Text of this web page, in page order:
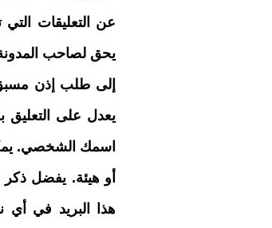
عن التعليقات
يحق لصاحب
إلى طلب إذن
يعدل على التعليق
اسمك الشخصي.
أو هيئة. يفضل ذكر
هذا البريد في أي